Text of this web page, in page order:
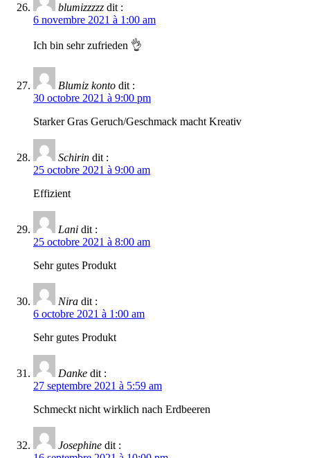
blumizzzzz dit :
6 novembre 2021 à 1:00 am
Ich bin sehr zufrieden 👌
Blumiz konto dit :
30 octobre 2021 à 9:00 pm
Starker Gras Geruch/Geschmack macht Kreativ
Schirin dit :
25 octobre 2021 à 9:00 am
Effizient
Lani dit :
25 octobre 2021 à 8:00 am
Sehr gutes Produkt
Nira dit :
6 octobre 2021 à 1:00 am
Sehr gutes Produkt
Danke dit :
27 septembre 2021 à 5:59 am
Schmeckt nicht wirklich nach Erdbeeren
Josephine dit :